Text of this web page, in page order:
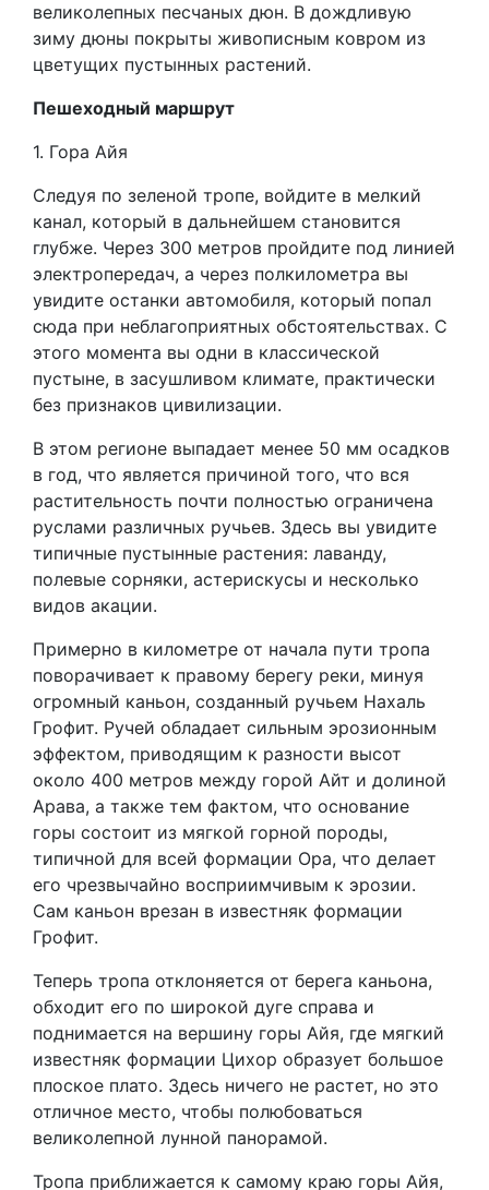
великолепных песчаных дюн. В дождливую
зиму дюны покрыты живописным ковром из
цветущих пустынных растений.
Пешеходный маршрут
1. Гора Айя
Следуя по зеленой тропе, войдите в мелкий
канал, который в дальнейшем становится
глубже. Через 300 метров пройдите под линией
электропередач, а через полкилометра вы
увидите останки автомобиля, который попал
сюда при неблагоприятных обстоятельствах. С
этого момента вы одни в классической
пустыне, в засушливом климате, практически
без признаков цивилизации.
В этом регионе выпадает менее 50 мм осадков
в год, что является причиной того, что вся
растительность почти полностью ограничена
руслами различных ручьев. Здесь вы увидите
типичные пустынные растения: лаванду,
полевые сорняки, астерискусы и несколько
видов акации.
Примерно в километре от начала пути тропа
поворачивает к правому берегу реки, минуя
огромный каньон, созданный ручьем Нахаль
Грофит. Ручей обладает сильным эрозионным
эффектом, приводящим к разности высот
около 400 метров между горой Айт и долиной
Арава, а также тем фактом, что основание
горы состоит из мягкой горной породы,
типичной для всей формации Ора, что делает
его чрезвычайно восприимчивым к эрозии.
Сам каньон врезан в известняк формации
Грофит.
Теперь тропа отклоняется от берега каньона,
обходит его по широкой дуге справа и
поднимается на вершину горы Айя, где мягкий
известняк формации Цихор образует большое
плоское плато. Здесь ничего не растет, но это
отличное место, чтобы полюбоваться
великолепной лунной панорамой.
Тропа приближается к самому краю горы Айя,